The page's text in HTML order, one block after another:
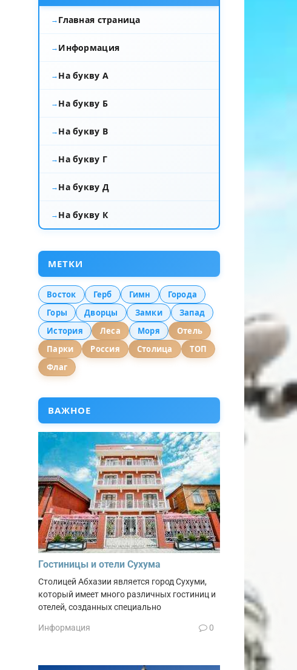
Главная страница
Информация
На букву А
На букву Б
На букву В
На букву Г
На букву Д
На букву К
МЕТКИ
Восток Герб Гимн
Города
Горы
Дворцы Замки
Запад
История
Леса Моря
Отель
Парки
Россия Столица
ТОП
Флаг
ВАЖНОЕ
Гостиницы и отели Сухума
Столицей Абхазии является город Сухуми,
который имеет много различных гостиниц и
отелей, созданных специально
Информация 0